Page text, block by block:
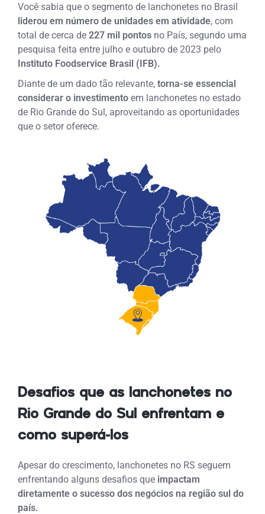
Você sabia que o segmento de lanchonetes no Brasil
liderou em número de unidades em atividade, com
total de cerca de227 mil pontos no País, segundo uma
pesquisa feita entre julho e outubro de 2023 pelo
Instituto Foodservice Brasil (IFB).
Diante de um dado tão relevante,torna-se essencial
considerar o investimento em lanchonetes no estado
de Rio Grande do Sul, aproveitando as oportunidades
que o setor oferece.
Desafios que as lanchonetes no
Rio Grande do Sul enfrentam e
como superá-los
Apesar do crescimento, lanchonetes no RS seguem
enfrentando alguns desafios que impactam
diretamente o sucesso dos negócios na região sul do
país.